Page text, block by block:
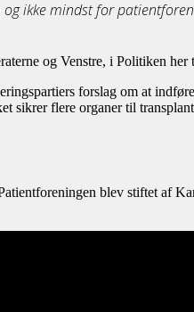
ikke mindst for
og Venstre, i Politiken her
forslag om at
sikrer flere organer til
blev stiftet af